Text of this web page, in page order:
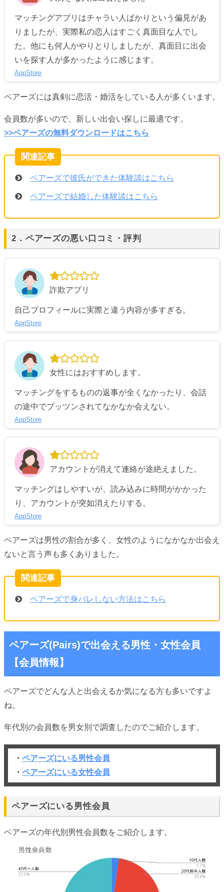
マッチングアプリはチャラい人ばかりという偏見があ
りましたが、実際私の恋人はすごく真面目な人でし
た。他にも何人かやりとりしましたが、真面目に出会
いを探す人が多かったように感じます。
AppStore
ペアーズには真剣に恋活・婚活をしている人が多くいます。
会員数が多いので、新しい出会い探しに最適です。
>>ペアーズの無料ダウンロードはこちら
ペアーズで彼氏ができた体験談はこちら
ペアーズで結婚した体験談はこちら
2．ペアーズの悪い口コミ・評判
詐欺アプリ
自己プロフィールに実際と違う内容が多すぎる。
AppStore
女性にはおすすめします。
マッチングをするものの返事が全くなかったり、会話
の途中でプッツンされてなかなか会えない。
AppStore
アカウントが消えて連絡が途絶えました。
マッチングはしやすいが、読み込みに時間がかかった
り、アカウントが突如消えたりする。
AppStore
ペアーズは男性の割合が多く、女性のようになかなか出会え
ないと言う声も多くありました。
ペアーズで身バレしない方法はこちら
ペアーズ(Pairs)で出会える男性・女性会員
【会員情報】
ペアーズでどんな人と出会えるか気になる方も多いですよ
ね。
年代別の会員数を男女別で調査したのでご紹介します。
・ ペアーズにいる男性会員
・ ペアーズにいる女性会員
ペアーズにいる男性会員
ペアーズの年代別男性会員数をご紹介します。